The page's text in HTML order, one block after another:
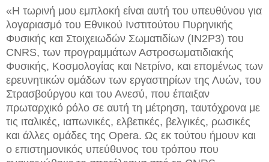
«Η τωρινή μου εμπλοκή είναι αυτή του υπευθύνου για
λογαριασμό του Εθνικού Ινστιτούτου Πυρηνικής
Φυσικής και Στοιχειωδών Σωματιδίων (IN2P3) του
CNRS, των προγραμμάτων Αστροσωματιδιακής
Φυσικής, Κοσμολογίας και Νετρίνο, και επομένως των
ερευνητικών ομάδων των εργαστηρίων της Λυών, του
Στρασβούργου και του Ανεσύ, που έπαιξαν
πρωταρχικό ρόλο σε αυτή τη μέτρηση, ταυτόχρονα με
τις ιταλικές, ιαπωνικές, ελβετικές, βελγικές, ρωσικές
και άλλες ομάδες της Opera. Ως εκ τούτου ήμουν και
ο επιστημονικός υπεύθυνος του τρόπου που